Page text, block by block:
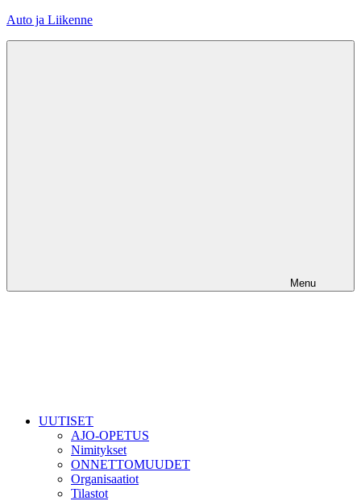
Skip
Auto ja Liikenne
Menu
UUTISET
AJO-OPETUS
Nimitykset
ONNETTOMUUDET
Organisaatiot
Tilastot